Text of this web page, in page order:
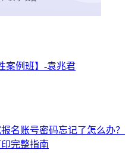
案例班】-袁兆君
名账号密码忘记了怎么办？
完整指南